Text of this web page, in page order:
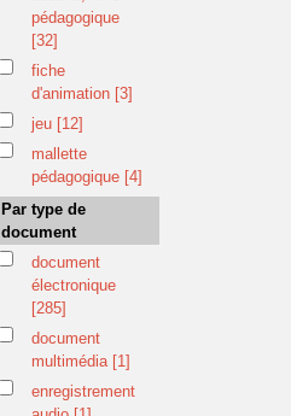
pédagogique
[32]
fiche
d'animation [3]
jeu [12]
mallette
pédagogique [4]
Par type de
document
document
électronique
[285]
document
multimédia [1]
enregistrement